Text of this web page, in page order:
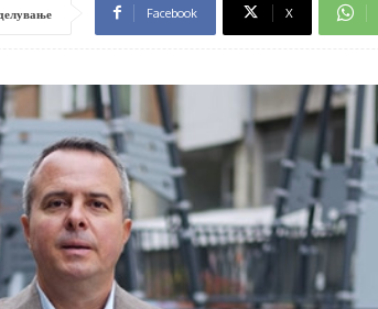
Facebook X